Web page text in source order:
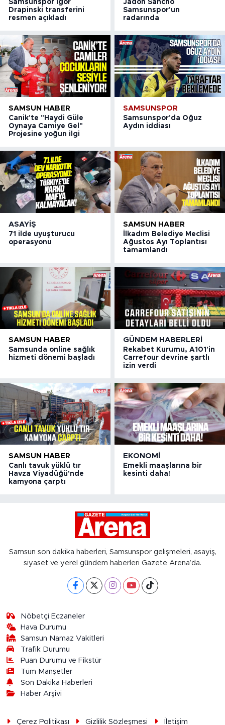
Samsunspor Igor
Drapinski transferini
resmen açıkladı
Jadon Sancho
Samsunspor'un
radarında
SAMSUN HABER
Canik'te "Haydi Güle
Oynaya Camiye Gel"
Projesine yoğun ilgi
SAMSUNSPOR
Samsunspor'da Oğuz
Aydın iddiası
ASAYIŞ
71 ilde uyuşturucu
operasyonu
SAMSUN HABER
İlkadım Belediye Meclisi
Ağustos Ayı Toplantısı
tamamlandı
SAMSUN HABER
Samsunda online sağlık
hizmeti dönemi başladı
GÜNDEM HABERLERI
Rekabet Kurumu, A101'in
Carrefour devrine şartlı
izin verdi
SAMSUN HABER
Canlı tavuk yüklü tır
Havza Viyadüğü'nde
kamyona çarptı
EKONOMI
Emekli maaşlarına bir
kesinti daha!
Samsun son dakika haberleri, Samsunspor gelişmeleri, asayiş,
siyaset ve yerel gündem haberleri Gazete Arena’da.
Nöbetçi Eczaneler
Hava Durumu
Samsun Namaz Vakitleri
Trafik Durumu
Puan Durumu ve Fikstür
Tüm Manşetler
Son Dakika Haberleri
Haber Arşivi
Çerez Politikası Gizlilik Sözleşmesi İletişim